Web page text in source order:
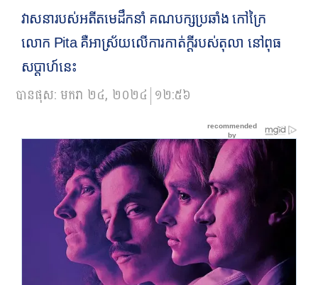
វាសនារបស់អតីតមេដឹកនាំ គណបក្សប្រឆាំង កៅក្រៃ
លោក Pita គឺអាស្រ័យលើការកាត់ក្តីរបស់តុលា នៅពុធ
សប្តាហ៍នេះ
បានផុស:មករា ២៤, ២០២៤ ១២:៥៦